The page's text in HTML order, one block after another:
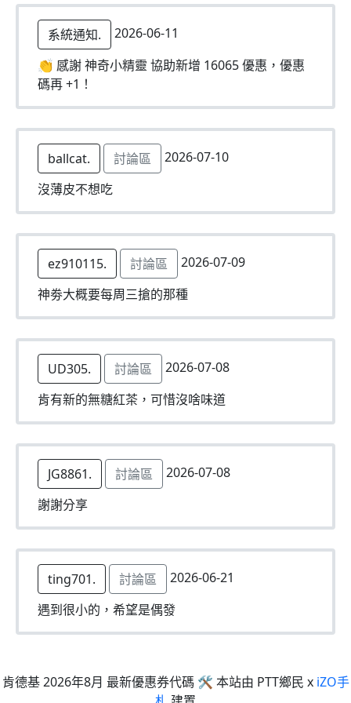
系統通知.
2026-06-11
👏 感謝 神奇小精靈 協助新增 16065 優惠，優惠
碼再 +1！
ballcat. 討論區
2026-07-10
沒薄皮不想吃
ez910115. 討論區
2026-07-09
神劵大概要每周三搶的那種
UD305. 討論區
2026-07-08
肯有新的無糖紅茶，可惜沒啥味道
JG8861. 討論區
2026-07-08
謝謝分享
ting701. 討論區
2026-06-21
遇到很小的，希望是偶發
肯德基 2026年8月 最新優惠券代碼 🛠 本站由 PTT鄉民 x iZO手